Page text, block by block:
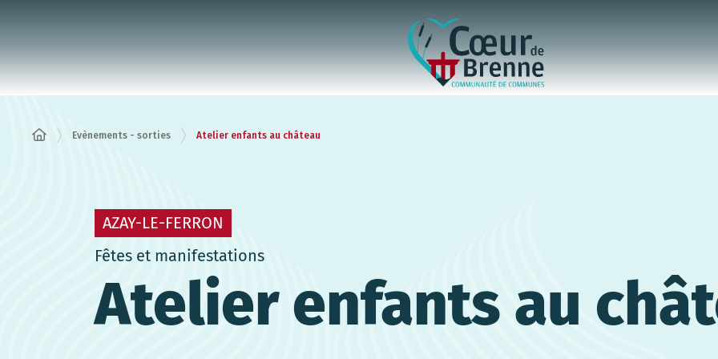
Evènements - sorties Atelier enfants au château
AZAY-LE-FERRON
Fêtes et manifestations
Atelier enfants au